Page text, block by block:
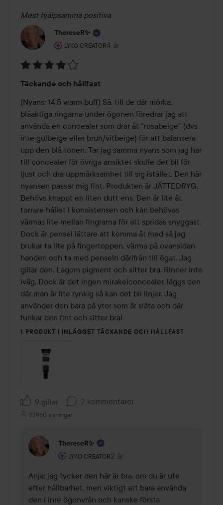
Mest hjälpsamma positiva
ThereseR✨
LYKO CREATOR
Användarens roll: Lyko Creator.
4 år
Inlägget skapades 4 år
4
av
5
Täckande och hållfast
(Nyans: 14.5 warm buff) Så, till de där mörka,
blåaktiga ringarna under ögonen föredrar jag att
använda en concealer som drar åt "rosabeige" (dvs
inte gulbeige eller brun/vitbeige) för att balansera
upp den blå tonen. Tar jag samma nyans som jag har
till concealer för övriga ansiktet skulle det bli för
ljust och dra uppmärksamhet till sig istället. Den här
nyansen passar mig fint. Produkten är JÄTTEDRYG.
Behövs knappt en liten dutt ens. Den är lite åt
torrare hållet i konsistensen och kan behövas
värmas lite mellan fingrarna för att spridas snyggast.
Dock är pensel lättare att komma åt med så jag
brukar ta lite på fingertoppen, värma på ovansidan
handen och ta med penseln därifrån till ögat. Jag
gillar den. Lagom pigment och sitter bra. Rinner inte
iväg. Dock är det ingen mirakelconcealer, läggs den
där man är lite rynkig så kan det bli linjer. Jag
använder den bara på ytor som är släta och där
1 PRODUKT I INLÄGGET TÄCKANDE OCH HÅLLFAST
9 gillar 2 kommentarer
23950 visningar
ThereseR✨
LYKO CREATOR
Användarens roll: Lyko Creator.
2 år
Kommentaren lades 2 år
Anja: jag tycker den här är bra, om du är ute
efter hållbarhet, men viktigt att bara använda
den i inre ögonvrån och kanske första